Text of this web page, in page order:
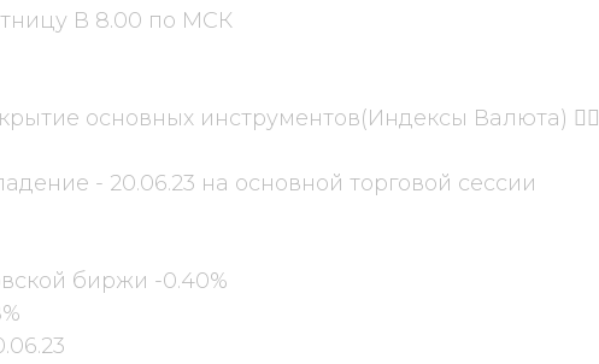
В 8.00 по МСК
основных инструментов(Индексы Валюта) 👇🏼
- 20.06.23 на основной торговой сессии
биржи -0.40%